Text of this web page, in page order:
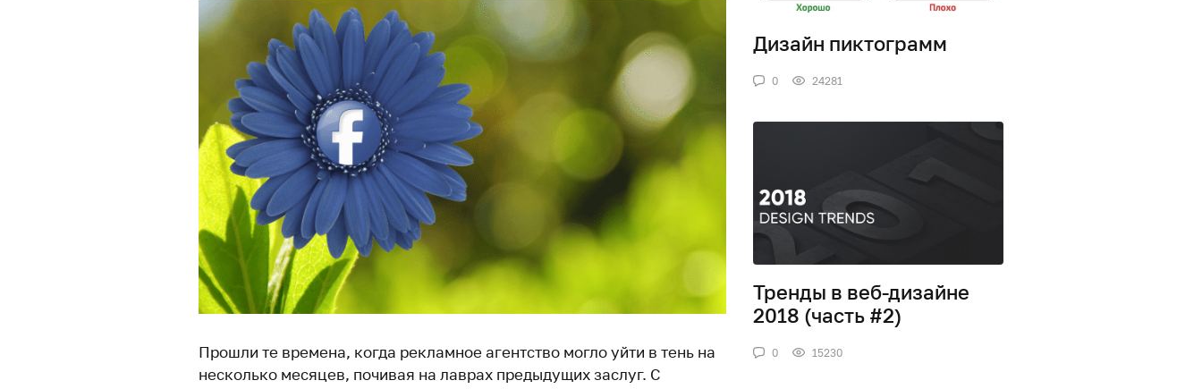
Прошли те времена, когда рекламное агентство могло уйти в тень на
несколько месяцев, почивая на лаврах предыдущих заслуг. С
Дизайн пиктограмм
0 24281
Тренды в веб-дизайне
2018 (часть #2)
0 15230